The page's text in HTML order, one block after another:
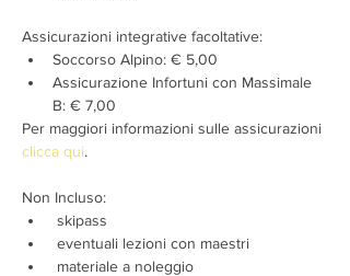
Assicurazioni integrative facoltative:
Soccorso Alpino: € 5,00
Assicurazione Infortuni con Massimale
B: € 7,00
Per maggiori informazioni sulle assicurazioni
clicca qui.
Non Incluso:
skipass
eventuali lezioni con maestri
materiale a noleggio